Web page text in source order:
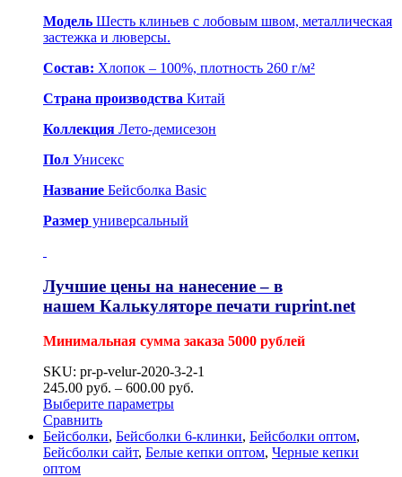
Модель Шесть клиньев с лобовым швом, металлическая
застежка и люверсы.
Состав: Хлопок – 100%, плотность 260 г/м²
Страна производства Китай
Коллекция Лето-демисезон
Пол Унисекс
Название Бейсболка Basic
Размер универсальный
Лучшие цены на нанесение – в
нашем Калькуляторе печати ruprint.net
Минимальная сумма заказа 5000 рублей
SKU: pr-p-velur-2020-3-2-1
245.00 руб. – 600.00 руб.
Выберите параметры
Сравнить
Бейсболки, Бейсболки 6-клинки, Бейсболки оптом,
Бейсболки сайт, Белые кепки оптом, Черные кепки
оптом